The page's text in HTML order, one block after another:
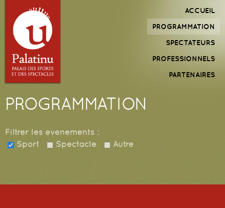
Menu
principal
ACCUEIL
PROGRAMMATION
SPECTATEURS
PROFESSIONNELS
PARTENAIRES
PROGRAMMATION
Filtrer les événements :
Sport
Spectacle Autre